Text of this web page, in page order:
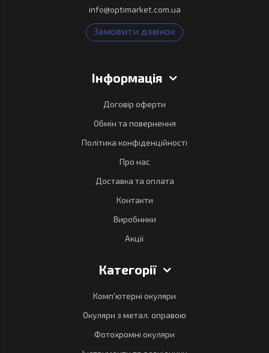
info@optimarket.com.ua
Замовити дзвінок
Інформація
Договір оферти
Обмін та повернення
Політика конфіденційності
Про нас
Доставка та оплата
Контакти
Виробники
Акції
Категорії
Комп'ютерні окуляри
Окуляри з метал. оправою
Фотохромні окуляри